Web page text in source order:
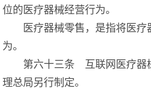
位的医疗器械经营行为。
医疗器械零售，是指将医疗
为。
第六十三条 互联网医疗器械
理总局另行制定。